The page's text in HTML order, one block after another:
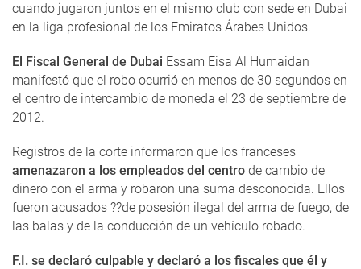
cuando jugaron juntos en el mismo club con sede en Dubai
en la liga profesional de los Emiratos Árabes Unidos.
El Fiscal General de Dubai Essam Eisa Al Humaidan
manifestó que el robo ocurrió en menos de 30 segundos en
el centro de intercambio de moneda el 23 de septiembre de
2012.
Registros de la corte informaron que los franceses
amenazaron a los empleados del centro de cambio de
dinero con el arma y robaron una suma desconocida. Ellos
fueron acusados ??de posesión ilegal del arma de fuego, de
las balas y de la conducción de un vehículo robado.
F.I. se declaró culpable y declaró a los fiscales que él y